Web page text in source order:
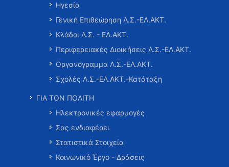
Ηγεσία
Γενική Επιθεώρηση Λ.Σ.-ΕΛ.ΑΚΤ.
Κλάδοι Λ.Σ. - ΕΛ.ΑΚΤ.
Περιφερειακές Διοικήσεις Λ.Σ.-ΕΛ.ΑΚΤ.
Οργανόγραμμα Λ.Σ.-ΕΛ.ΑΚΤ.
Σχολές Λ.Σ.-ΕΛ.ΑΚΤ.-Κατάταξη
ΓΙΑ ΤΟΝ ΠΟΛΙΤΗ
Ηλεκτρονικές εφαρμογές
Σας ενδιαφέρει
Στατιστικά Στοιχεία
Κοινωνικό Έργο - Δράσεις